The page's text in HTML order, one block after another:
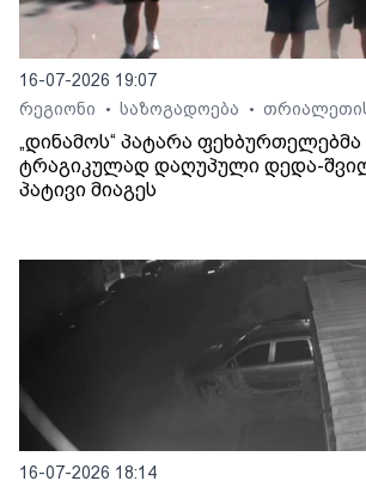
16-07-2026 19:07
რეგიონი
• საზოგადოება •
„დინამოს“ პატარა
ტრაგიკულად დაღუპული დედა-
პატივი მიაგეს
16-07-2026 18:14